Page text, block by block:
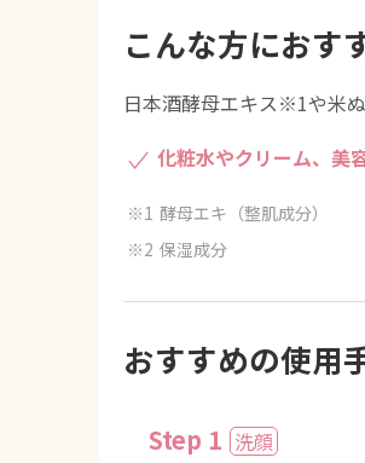
こんな方におす
日本酒酵母エキス※1や米
化粧水やクリーム、美
酵母エキ（整肌成分）
保湿成分
おすすめの使用